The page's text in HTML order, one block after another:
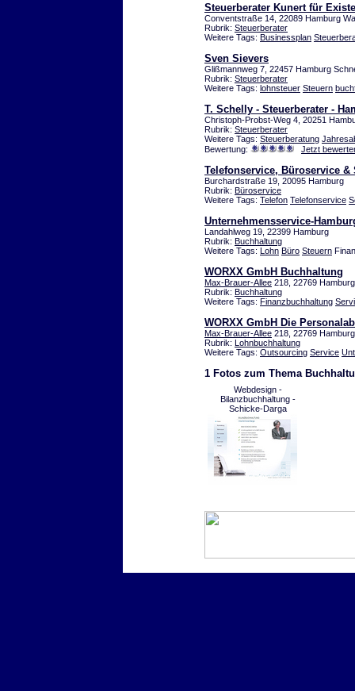
Steuerberater Kunert für
Conventstraße 14, 22089 Hamburg
Rubrik: Steuerberater
Weitere Tags: Businessplan
Sven Sievers
Glißmannweg 7, 22457 Hamburg
Rubrik: Steuerberater
Weitere Tags: lohnsteuer Steuern
T. Schelly - Steuerberater -
Christoph-Probst-Weg 4, 20251
Rubrik: Steuerberater
Weitere Tags: Steuerberatung
Bewertung:
Jetzt
Telefonservice, Büroservice
Burchardstraße 19, 20095 Hamburg
Rubrik: Büroservice
Weitere Tags: Telefon Telefonservice
Unternehmensservice-
Landahlweg 19, 22399 Hamburg
Rubrik: Buchhaltung
Weitere Tags: Lohn Büro Steuern
WORXX GmbH Buchhaltung
Max-Brauer-Allee 218, 22769
Rubrik: Buchhaltung
Weitere Tags: Finanzbuchhaltung
WORXX GmbH Die
Max-Brauer-Allee 218, 22769
Rubrik: Lohnbuchhaltung
Weitere Tags: Outsourcing Service
1 Fotos zum Thema
Webdesign -
Bilanzbuchhaltung -
Schicke-Darga